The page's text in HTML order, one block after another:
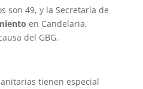
son 49, y la Secretaría de
en Candelaria,
del GBG.
tienen especial